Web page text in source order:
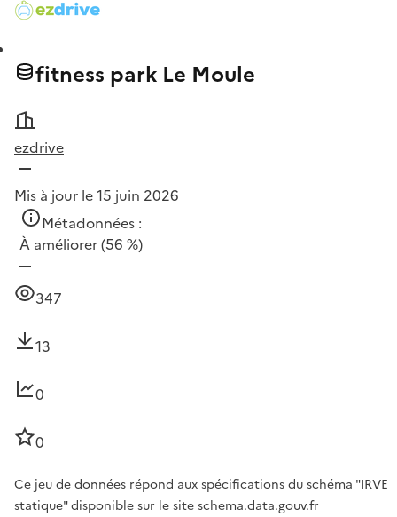
fitness park Le Moule
ezdrive
Mis à jour le 15 juin 2026
Métadonnées :
À améliorer(56 %)
347
13
0
0
Ce jeu de données répond aux spécifications du schéma "IRVE
statique" disponible sur le site schema.data.gouv.fr